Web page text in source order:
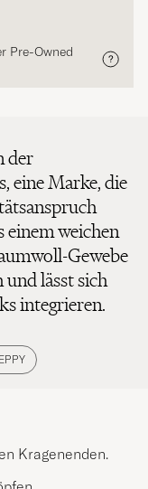
Pre-Owned
der
eine Marke, die
einem weichen
Gewebe
und lässt sich
integrieren.
Kragenenden.